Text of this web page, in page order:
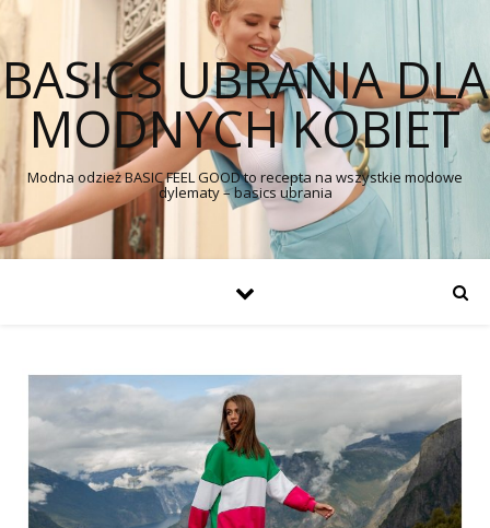
BASICS UBRANIA DLA
MODNYCH KOBIET
Modna odzież BASIC FEEL GOOD to recepta na wszystkie modowe
dylematy – basics ubrania